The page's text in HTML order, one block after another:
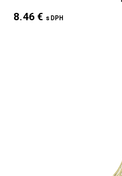
8.46 € s DPH